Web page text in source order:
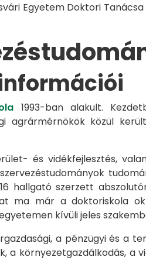
Egyetem Doktori
1993-ban alakult.
agrármérnökök közül
és vidékfejlesztés,
hallgató szerzett
ma már a doktoriskola
kívüli jeles
a pénzügyi és a
a környezetgazdálkodás,